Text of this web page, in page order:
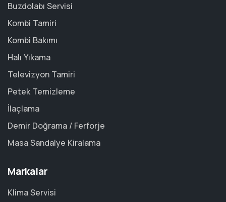
Buzdolabı Servisi
Kombi Tamiri
Kombi Bakımı
Halı Yıkama
Televizyon Tamiri
Petek Temizleme
İlaçlama
Demir Doğrama / Ferforje
Masa Sandalye Kiralama
Markalar
Klima Servisi